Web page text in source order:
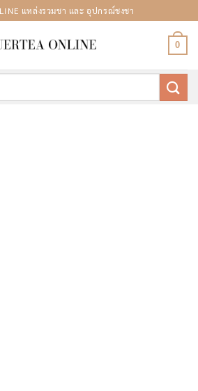
แหล่งรวมชา และ อุปกรณ์ชงชา
0